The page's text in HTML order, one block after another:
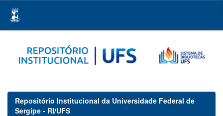
navigation
Repositório Institucional da Universidade Federal de
Sergipe - RI/UFS